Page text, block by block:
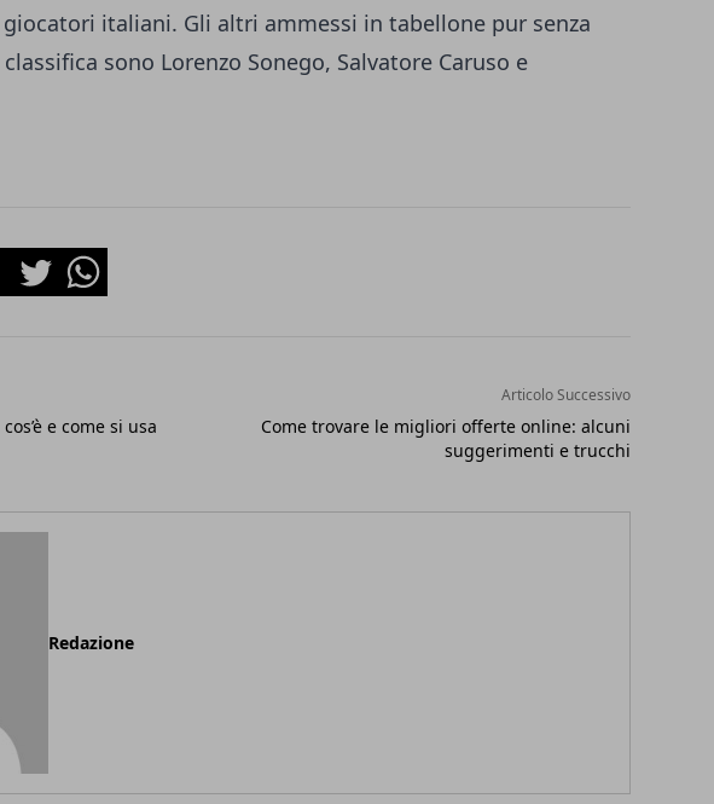
giocatori italiani. Gli altri ammessi in tabellone pur senza
sono Lorenzo Sonego, Salvatore Caruso e
TwitterWhatsapp
e come si usa
Articolo Successivo
Come trovare le migliori offerte online: alcuni
suggerimenti e trucchi
Redazione